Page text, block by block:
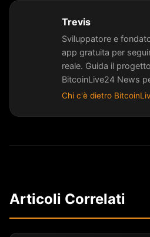
Trevis
Sviluppatore e
app gratuita per
reale. Guida il
BitcoinLive24 News
Chi c'è dietro
Articoli Correlati